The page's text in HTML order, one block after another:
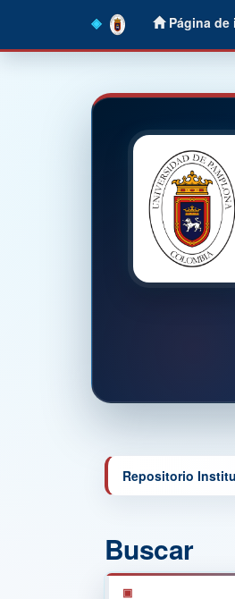
Página de
Repositorio
Buscar